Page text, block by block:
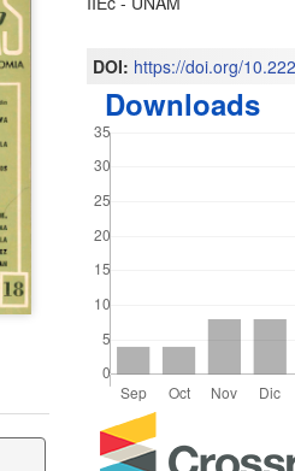
del
artículo
DOI: https://doi.org/
Downloads
Detalles